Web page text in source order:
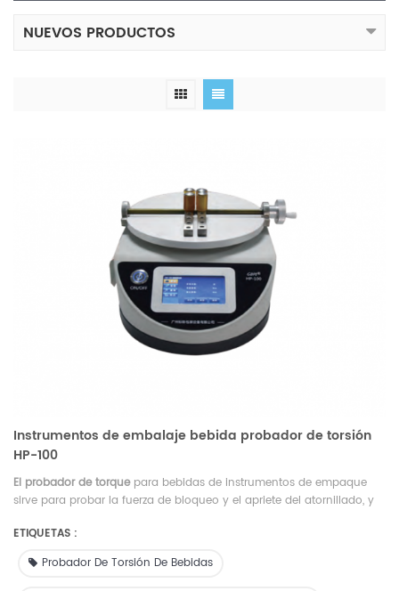
NUEVOS PRODUCTOS
Instrumentos de embalaje bebida probador de torsión
HP-100
El probador de torquepara bebidas de instrumentos de empaque
sirve para probar la fuerza de bloqueo y el apriete del atornillado, y
ETIQUETAS :
Probador De Torsión De Bebidas